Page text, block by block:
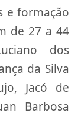
e formação
de 27 a 44
dos
da Silva
Jacó de
Barbosa